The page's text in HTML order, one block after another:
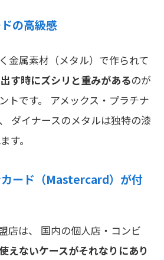
の高級感
金属素材（メタル）で作られて
す時にズシリと重みがあるのが
トです。 アメックス・プラチナ
ダイナースのメタルは独特の漆
す。
ード（Mastercard）が付
店は、 国内の個人店・コンビ
えないケースがそれなりにあり